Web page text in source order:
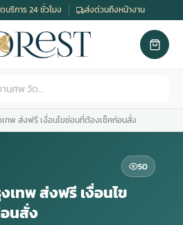
บริการ 24 ชั่วโมง ส่งด่วนถึงหน้างาน
ทพ ส่งฟรี เงื่อนไขซ่อนที่ต้องเช็คก่อนสั่ง
50
เทพ ส่งฟรี เงื่อนไข
นสั่ง